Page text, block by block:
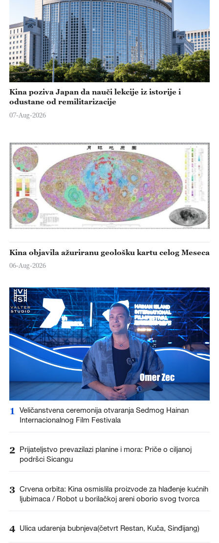
Kina poziva Japan da nauči lekcije iz istorije i
odustane od remilitarizacije
07-Aug-2026
Kina objavila ažuriranu geološku kartu celog Meseca
06-Aug-2026
1
Veličanstvena ceremonija otvaranja Sedmog Hainan
Internacionalnog Film Festivala
2 Prijateljstvo prevazilazi planine i mora: Priče o ciljanoj
podršci Sicangu
3 Crvena orbita: Kina osmislila proizvode za hlađenje kućnih
ljubimaca / Robot u borilačkoj areni oborio svog tvorca
4 Ulica udarenja bubnjeva(četvrt Restan, Kuča, Sinđijang)